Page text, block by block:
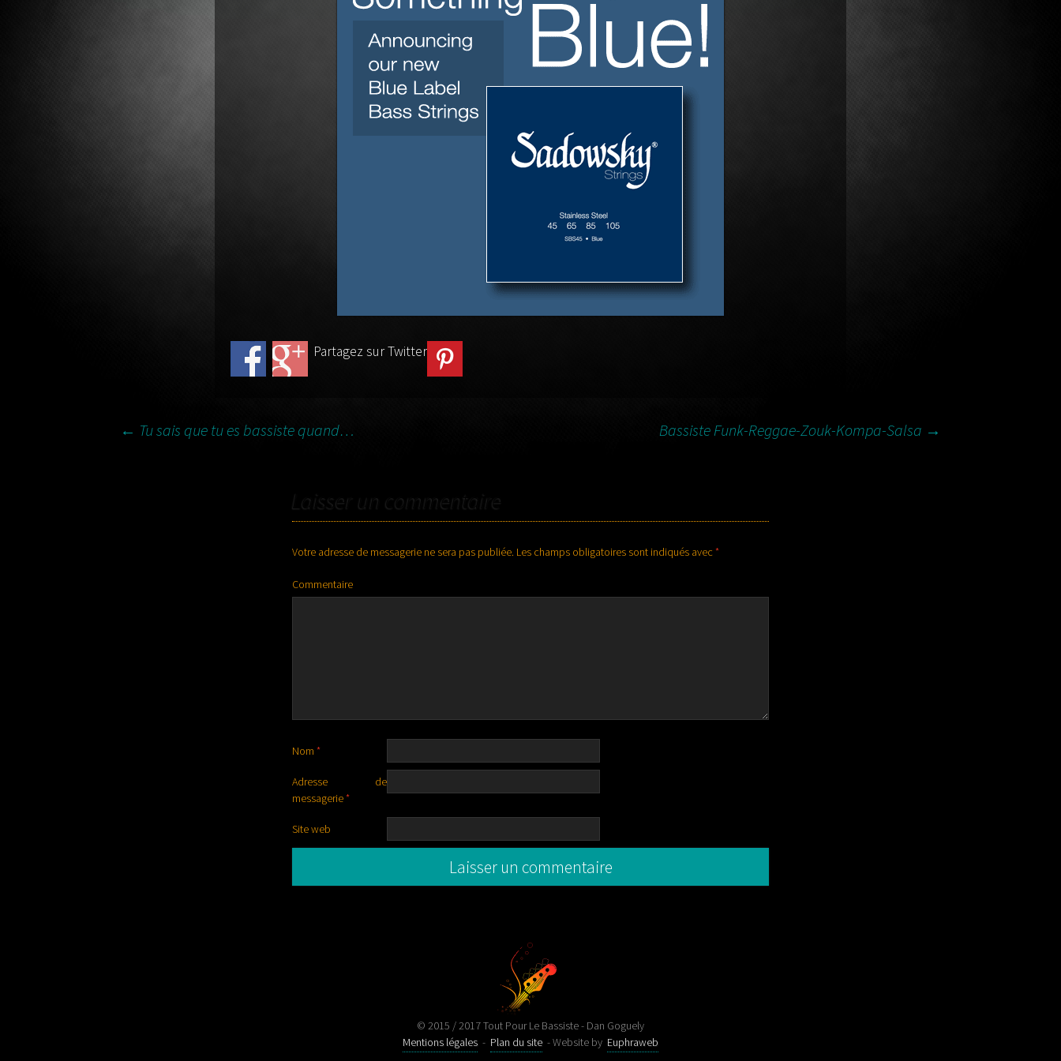
Partagez sur Twitter
← Tu sais que tu es bassiste quand… Bassiste Funk-Reggae-Zouk-Kompa-Salsa →
Laisser un commentaire
Votre adresse de messagerie ne sera pas publiée. Les champs obligatoires sont indiqués avec*
Commentaire
Nom *
Adresse de
messagerie*
Site web
© 2015 / 2017 Tout Pour Le Bassiste - Dan Goguely
Mentions légales - Plan du site - Website by Euphraweb